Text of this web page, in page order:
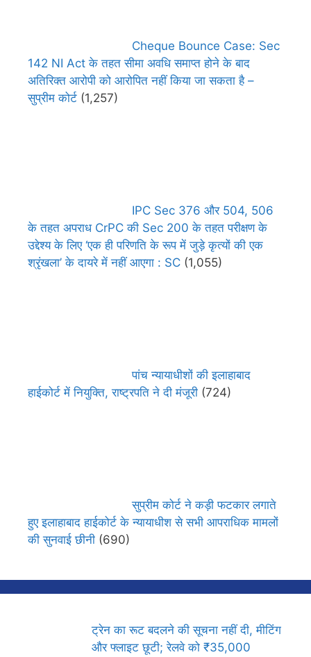
Cheque Bounce Case: Sec
142 NI Act के तहत सीमा अवधि समाप्त होने के बाद
अतिरिक्त आरोपी को आरोपित नहीं किया जा सकता है –
सुप्रीम कोर्ट (1,257)
IPC Sec 376 और 504, 506
के तहत अपराध CrPC की Sec 200 के तहत परीक्षण के
उद्देश्य के लिए ‘एक ही परिणति के रूप में जुड़े कृत्यों की एक
श्रृंखला’ के दायरे में नहीं आएगा : SC (1,055)
पांच न्यायाधीशों की इलाहाबाद
हाईकोर्ट में नियुक्ति, राष्ट्रपति ने दी मंजूरी (724)
सुप्रीम कोर्ट ने कड़ी फटकार लगाते
हुए इलाहाबाद हाईकोर्ट के न्यायाधीश से सभी आपराधिक मामलों
की सुनवाई छीनी (690)
ट्रेन का रूट बदलने की सूचना नहीं दी, मीटिंग
और फ्लाइट छूटी; रेलवे को ₹35,000